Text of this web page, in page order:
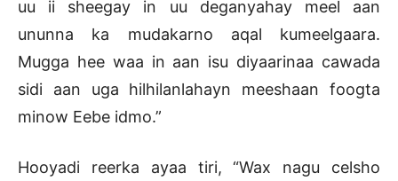
uu ii sheegay in uu deganyahay meel aan
ununna ka mudakarno aqal kumeelgaara.
Mugga hee waa in aan isu diyaarinaa cawada
sidi aan uga hilhilanlahayn meeshaan foogta
minow Eebe idmo.”
Hooyadi reerka ayaa tiri, “Wax nagu celsho